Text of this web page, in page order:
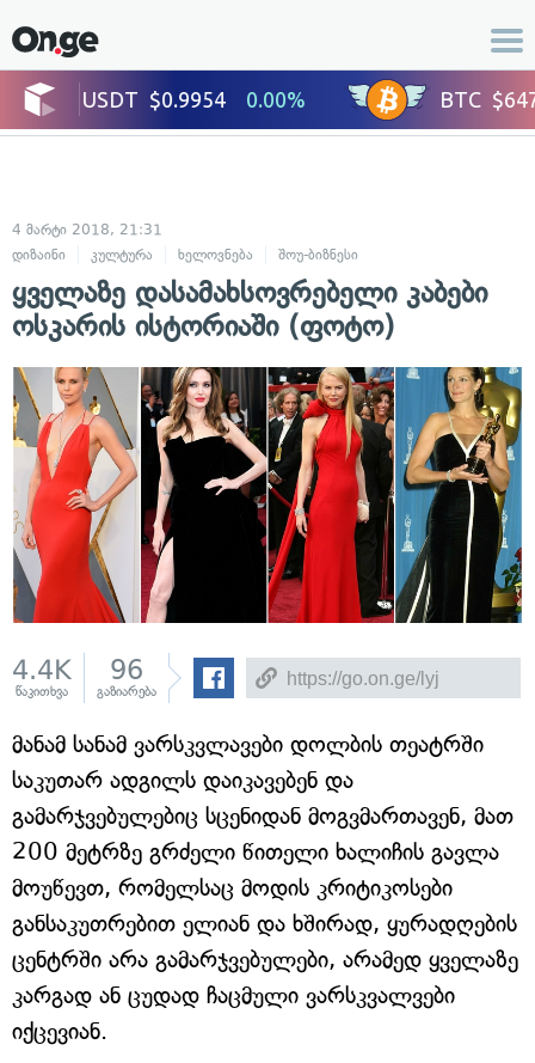
4 მარტი 2018, 21:31
დიზაინი
კულტურა ხელოვნება შოუ-ბიზნესი
ყველაზე დასამახსოვრებელი კაბები
ოსკარის ისტორიაში (ფოტო)
4.4K
წაკითხვა
96
გაზიარება
მანამ სანამ ვარსკვლავები დოლბის თეატრში
საკუთარ ადგილს დაიკავებენ და
გამარჯვებულებიც სცენიდან მოგვმართავენ, მათ
200 მეტრზე გრძელი წითელი ხალიჩის გავლა
მოუწევთ, რომელსაც მოდის კრიტიკოსები
განსაკუთრებით ელიან და ხშირად, ყურადღების
ცენტრში არა გამარჯვებულები, არამედ ყველაზე
კარგად ან ცუდად ჩაცმული ვარსკვალვები
იქცევიან.